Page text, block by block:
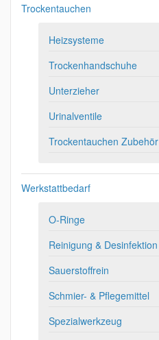
Trockentauchen
Heizsysteme
Trockenhandschuhe
Unterzieher
Urinalventile
Trockentauchen Zubehör
Werkstattbedarf
O-Ringe
Reinigung & Desinfektion
Sauerstoffrein
Schmier- & Pflegemittel
Spezialwerkzeug